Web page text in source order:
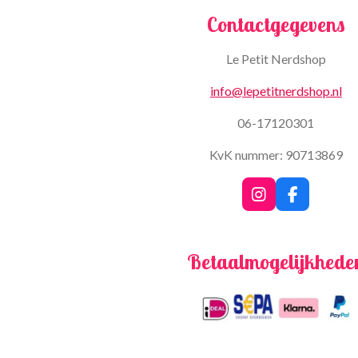
Contactgegevens
Le Petit Nerdshop
info@lepetitnerdshop.nl
06-17120301
KvK nummer: 90713869
I
n
a
r
a
m
F
a
b
o
k